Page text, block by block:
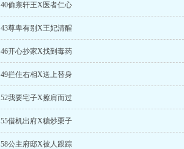
40偷禀轩王X医者仁心
43尊卑有别X王妃清醒
46开心抄家X找到毒药
49拦住右相X送上替身
52我要宅子X擦肩而过
55借机出府X糖炒栗子
58公主府邸X被人跟踪